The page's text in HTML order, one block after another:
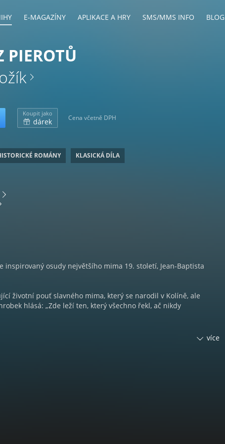
E-MAGAZÍNY APLIKACE A HRY SMS/MMS INFO BLOG
PIEROTŮ
Koupit jako
dárek Cena včetně DPH
ROMÁNY KLASICKÁ DÍLA
inspirovaný osudy největšího mima 19. století, Jean-Baptista
životní pouť slavného mima, který se narodil v Kolíně, ale
hlásá: „Zde leží ten, který všechno řekl, ač nikdy
někdy smutně, jindy vesele – tak líčí spisovatel František Kožíkvíce